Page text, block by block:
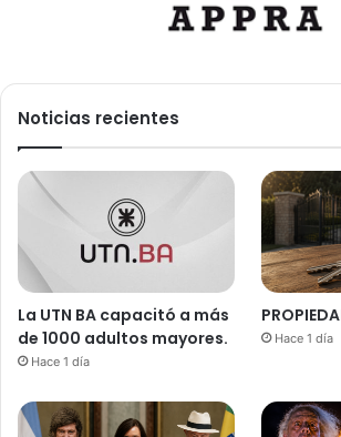
Noticias recientes
La UTN BA capacitó a más
de 1000 adultos mayores.
Hace 1 día
Hace 1 día